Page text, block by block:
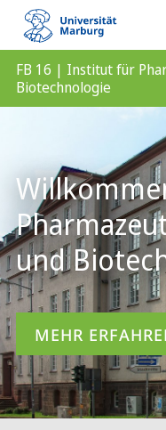
Mobile-
Navigation
FB 16 | Institut für
Biotechnologie
und
MEHR